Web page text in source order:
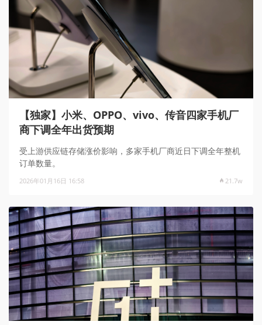
【独家】小米、OPPO、vivo、传音四家手机厂
商下调全年出货预期
受上游供应链存储涨价影响，多家手机厂商近日下调全年整机
订单数量。
2026年01月16日 16:58 21.7w